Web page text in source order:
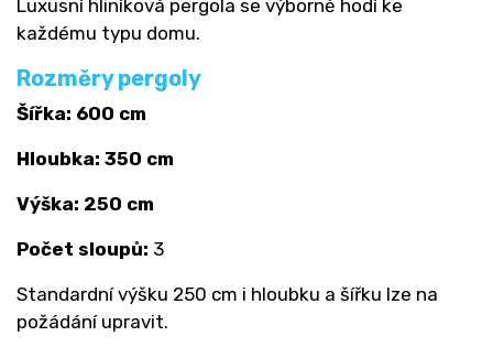
Luxusní hliníková pergola se výborně hodí ke
každému typu domu.
Rozměry pergoly
Šířka: 600 cm
Hloubka: 350 cm
Výška: 250 cm
Počet sloupů: 3
Standardní výšku 250 cm i hloubku a šířku lze na
požádání upravit.